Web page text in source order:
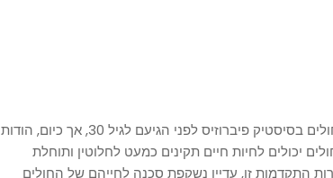
עד לתחילת שנות ה-1990 נפטרו רוב החולים בסיסטיק פיברוזיס לפני הגיעם לגיל 30, אך כיום, הודות
יכולים לחיות חיים תקינים כמעט לחלוטין ותוחלת
עלתה עד גיל 60 ו-70. למרות התקדמות זו, עדיין נשקפת סכנה לחייהם של החולים